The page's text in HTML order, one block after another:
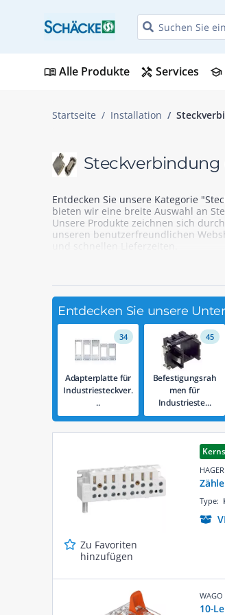
menu_bookAlle Produkte handyman Services school
Startseite Installation
Steckverbindung
Entdecken Sie unsere Kategorie
bieten wir eine breite Auswahl an
Unsere Produkte zeichnen sich
unseren benutzerfreundlichen
und schnellen Lieferzeiten.
Entdecken Sie unsere
34
Adapterplatte für
Industriesteckver.
..
45
Befestigungsrah
men für
Industrieste...
Zu Favoriten
hinzufügen
HAGER
Type:
WAGO
10-